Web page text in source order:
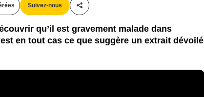
Suivez-nous
Partager cet article
qu’il est gravement malade dans
en tout cas ce que suggère un extrait dévoilé